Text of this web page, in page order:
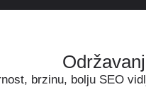
brzinu, bolju SEO